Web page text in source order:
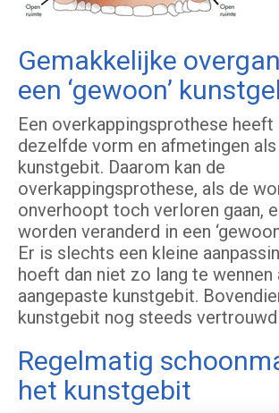
Gemakkelijke
een ‘gewoon’
Een overkappingsprothese heeft
dezelfde vorm en afmetingen als
kunstgebit. Daarom kan de
overkappingsprothese, als de
onverhoopt toch verloren gaan,
worden veranderd in een
Er is slechts een kleine
hoeft dan niet zo lang te wennen
aangepaste kunstgebit.
kunstgebit nog steeds vertrouwd
Regelmatig
het kunstgebit